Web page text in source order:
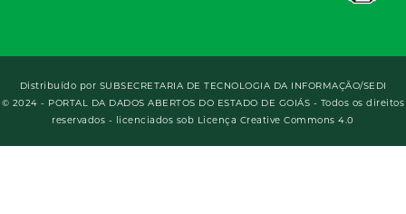
Distribuído por SUBSECRETARIA DE TECNOLOGIA DA INFORMAÇÃO/SEDI
© 2024 - PORTAL DA DADOS ABERTOS DO ESTADO DE GOIÁS - Todos os direitos
reservados - licenciados sob Licença Creative Commons 4.0